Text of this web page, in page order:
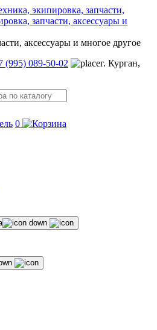
аксессуары и многое другое
(995) 089-50-02
г. Курган,
0